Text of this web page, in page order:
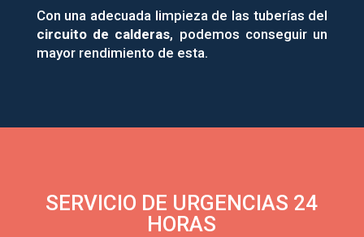
Con una adecuada limpieza de las tuberías del
circuito de calderas, podemos conseguir un
mayor rendimiento de esta.
SERVICIO DE URGENCIAS 24
HORAS